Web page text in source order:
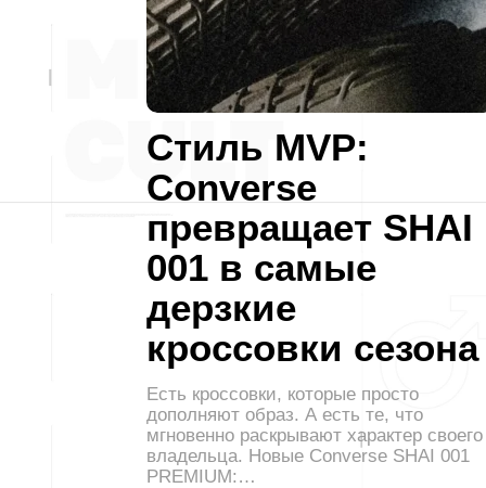
Стиль MVP:
Converse
превращает SHAI
001 в самые
дерзкие
кроссовки сезона
Есть кроссовки, которые просто
дополняют образ. А есть те, что
мгновенно раскрывают характер своего
владельца. Новые Converse SHAI 001
PREMIUM:…